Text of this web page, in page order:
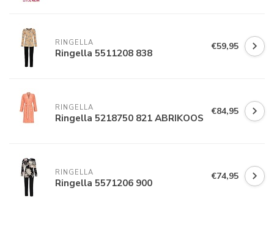
RINGELLA
Ringella 5511208 838 €59,95
RINGELLA
Ringella 5218750 821 ABRIKOOS €84,95
RINGELLA
Ringella 5571206 900 €74,95